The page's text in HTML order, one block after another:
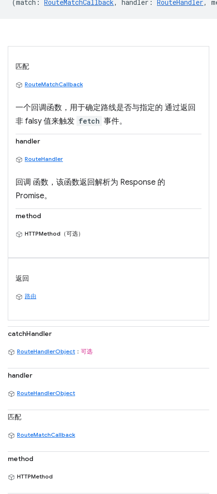
(match : RouteMatchCallback, handler : RouteHandler,
匹配
RouteMatchCallback
一个回调函数，用于确定路线是否与指定的 通过返回
非 falsy 值来触发 fetch 事件。
handler
RouteHandler
回调 函数，该函数返回解析为 Response 的
Promise。
method
HTTPMethod（可选）
返回
路由
catchHandler
RouteHandlerObject ： 可选
handler
RouteHandlerObject
匹配
RouteMatchCallback
method
HTTPMethod